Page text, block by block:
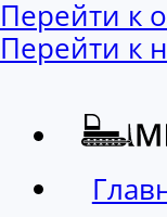
Перейти к
Перейти к